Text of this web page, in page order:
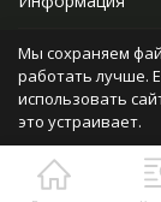
Прочее
Политика
Разработано в
Мы сохраняем
работать лучше.
использовать
это устраивает.